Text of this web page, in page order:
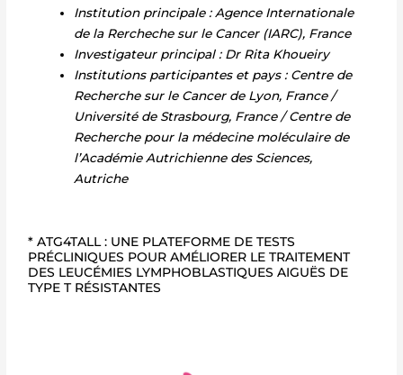
Institution principale : Agence Internationale
de la Rercheche sur le Cancer (IARC), France
Investigateur principal : Dr Rita Khoueiry
Institutions participantes et pays : Centre de
Recherche sur le Cancer de Lyon, France /
Université de Strasbourg, France / Centre de
Recherche pour la médecine moléculaire de
l’Académie Autrichienne des Sciences,
Autriche
* ATG4TALL : UNE PLATEFORME DE TESTS
PRÉCLINIQUES POUR AMÉLIORER LE TRAITEMENT
DES LEUCÉMIES LYMPHOBLASTIQUES AIGUËS DE
TYPE T RÉSISTANTES